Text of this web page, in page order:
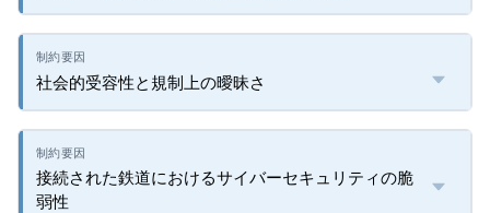
社会的受容性と規制上の曖昧さ
接続された鉄道におけるサイバーセキュリティの脆
弱性